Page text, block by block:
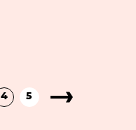
4 5